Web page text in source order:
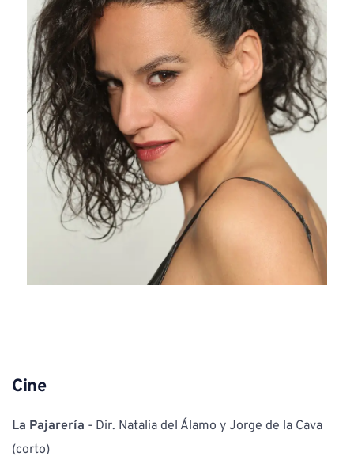
Cine
La Pajarería - Dir. Natalia del Álamo y Jorge de la Cava
(corto)